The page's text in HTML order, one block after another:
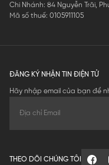
Chi Nhánh: 84 Nguyễn Trãi,
Mã số thuế: 0105911105
ĐĂNG KÝ NHẬN TIN ĐIỆN TỬ
Hãy nhập email của bạn để
THEO DÕI CHÚNG TÔI